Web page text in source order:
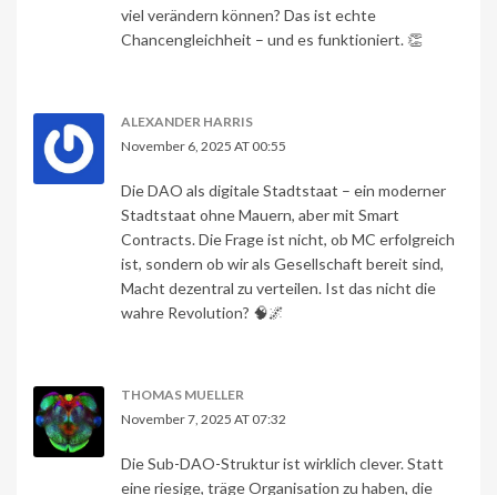
viel verändern können? Das ist echte
Chancengleichheit – und es funktioniert. 👏
ALEXANDER HARRIS
November 6, 2025 AT 00:55
Die DAO als digitale Stadtstaat – ein moderner
Stadtstaat ohne Mauern, aber mit Smart
Contracts. Die Frage ist nicht, ob MC erfolgreich
ist, sondern ob wir als Gesellschaft bereit sind,
Macht dezentral zu verteilen. Ist das nicht die
wahre Revolution? 🧠🌌
THOMAS MUELLER
November 7, 2025 AT 07:32
Die Sub-DAO-Struktur ist wirklich clever. Statt
eine riesige, träge Organisation zu haben, die